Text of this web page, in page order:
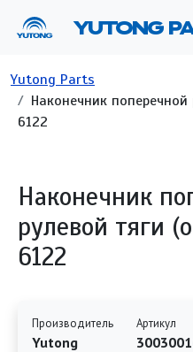
YUTONG
Строка навигации
Yutong Parts
Наконечник
6122
Наконечник
рулевой тяги
6122
Производитель
Yutong
Артикул